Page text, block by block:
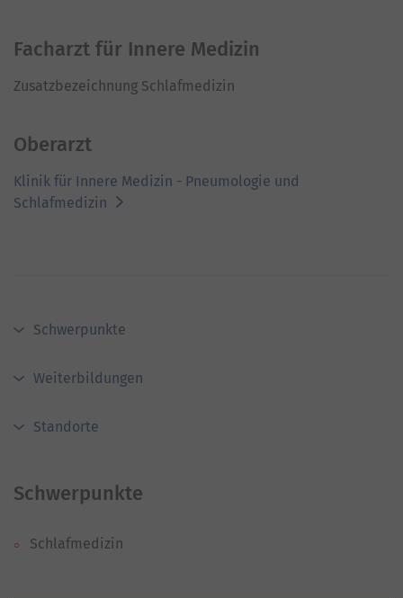
Facharzt für Innere Medizin
Zusatzbezeichnung Schlafmedizin
Oberarzt
Klinik für Innere Medizin - Pneumologie und
Schlafmedizin
Schwerpunkte
Weiterbildungen
Standorte
Schwerpunkte
Schlafmedizin